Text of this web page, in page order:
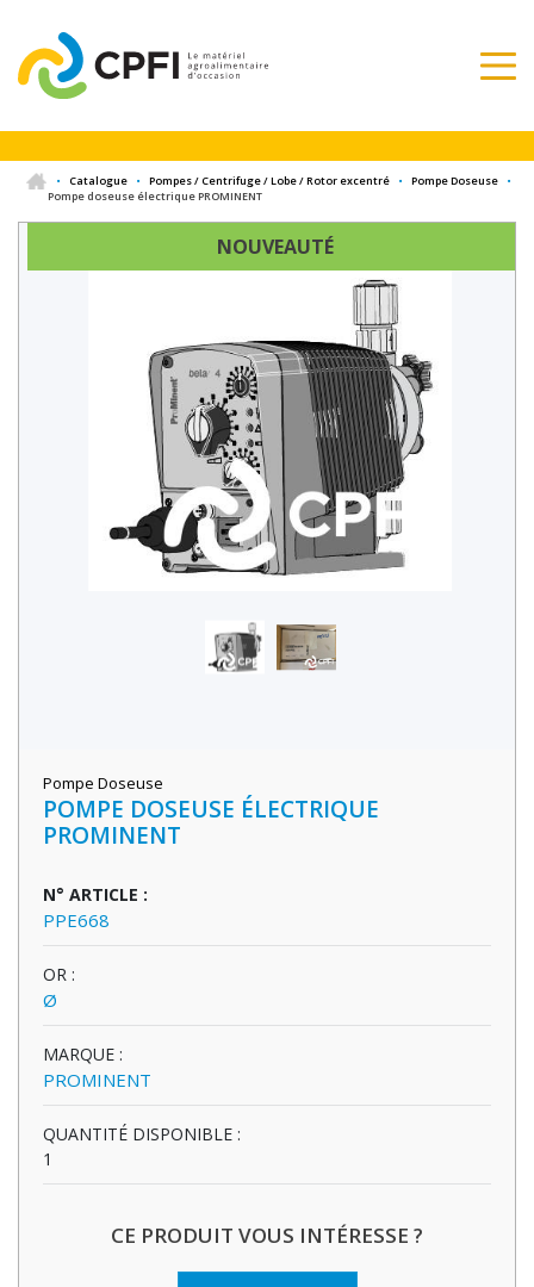
• Catalogue • Pompes / Centrifuge / Lobe / Rotor excentré • Pompe Doseuse
•
Pompe doseuse électrique PROMINENT
NOUVEAUTÉ
Pompe Doseuse
POMPE DOSEUSE ÉLECTRIQUE
PROMINENT
N° ARTICLE :
PPE668
OR :
Ø
MARQUE :
PROMINENT
QUANTITÉ DISPONIBLE :
1
CE PRODUIT VOUS INTÉRESSE ?